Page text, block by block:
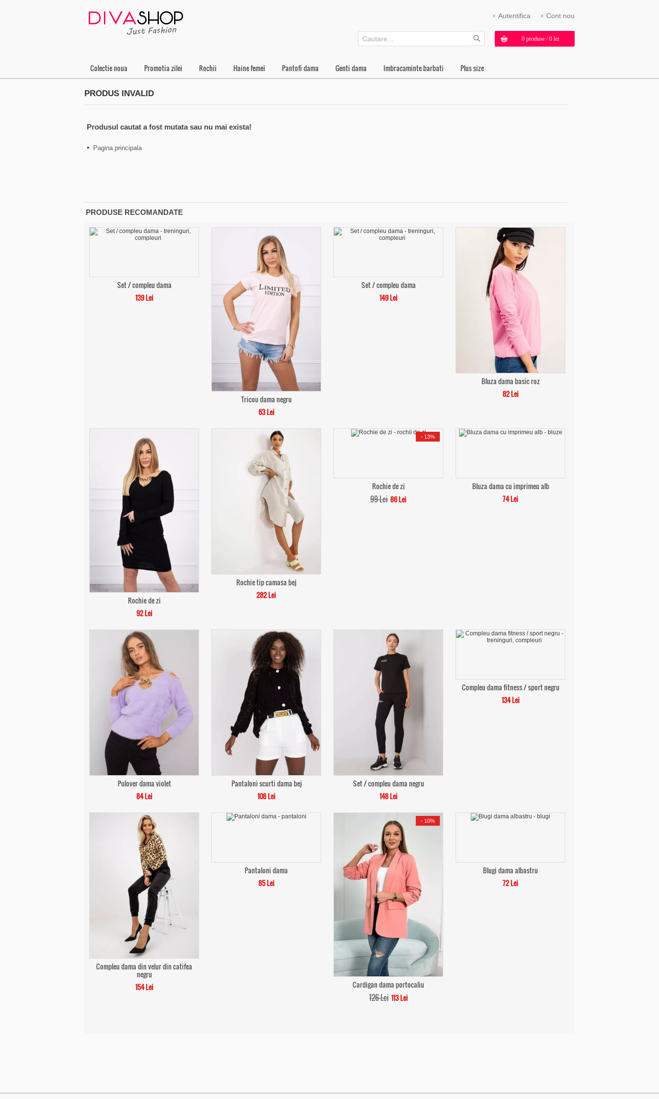
Autentifica Cont nou
0 produse / 0 lei
Colectie noua Promotia zilei Rochii Haine femei Pantofi dama Genti dama Imbracaminte barbati Plus size
PRODUS INVALID
Produsul cautat a fost mutata sau nu mai exista!
• Pagina principala
PRODUSE RECOMANDATE
Set / compleu dama
139 Lei
Tricou dama negru
63 Lei
Set / compleu dama
149 Lei
Bluza dama basic roz
82 Lei
Rochie de zi
92 Lei
Rochie tip camasa bej
282 Lei
- 13%
Rochie de zi
99 Lei 86 Lei
Bluza dama cu imprimeu alb
74 Lei
Pulover dama violet
84 Lei
Pantaloni scurti dama bej
108 Lei
Set / compleu dama negru
148 Lei
Compleu dama fitness / sport negru
134 Lei
Compleu dama din velur din catifea
negru
154 Lei
Pantaloni dama
85 Lei
- 10%
Cardigan dama portocaliu
126 Lei 113 Lei
Blugi dama albastru
72 Lei